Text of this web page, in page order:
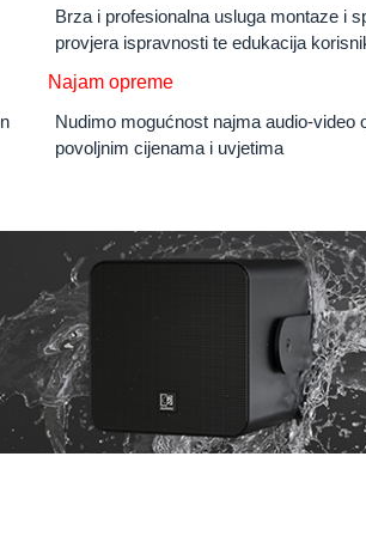
Brza i profesionalna usluga montaze i
provjera ispravnosti te edukacija
Najam opreme
Nudimo mogućnost najma audio-video
povoljnim cijenama i uvjetima